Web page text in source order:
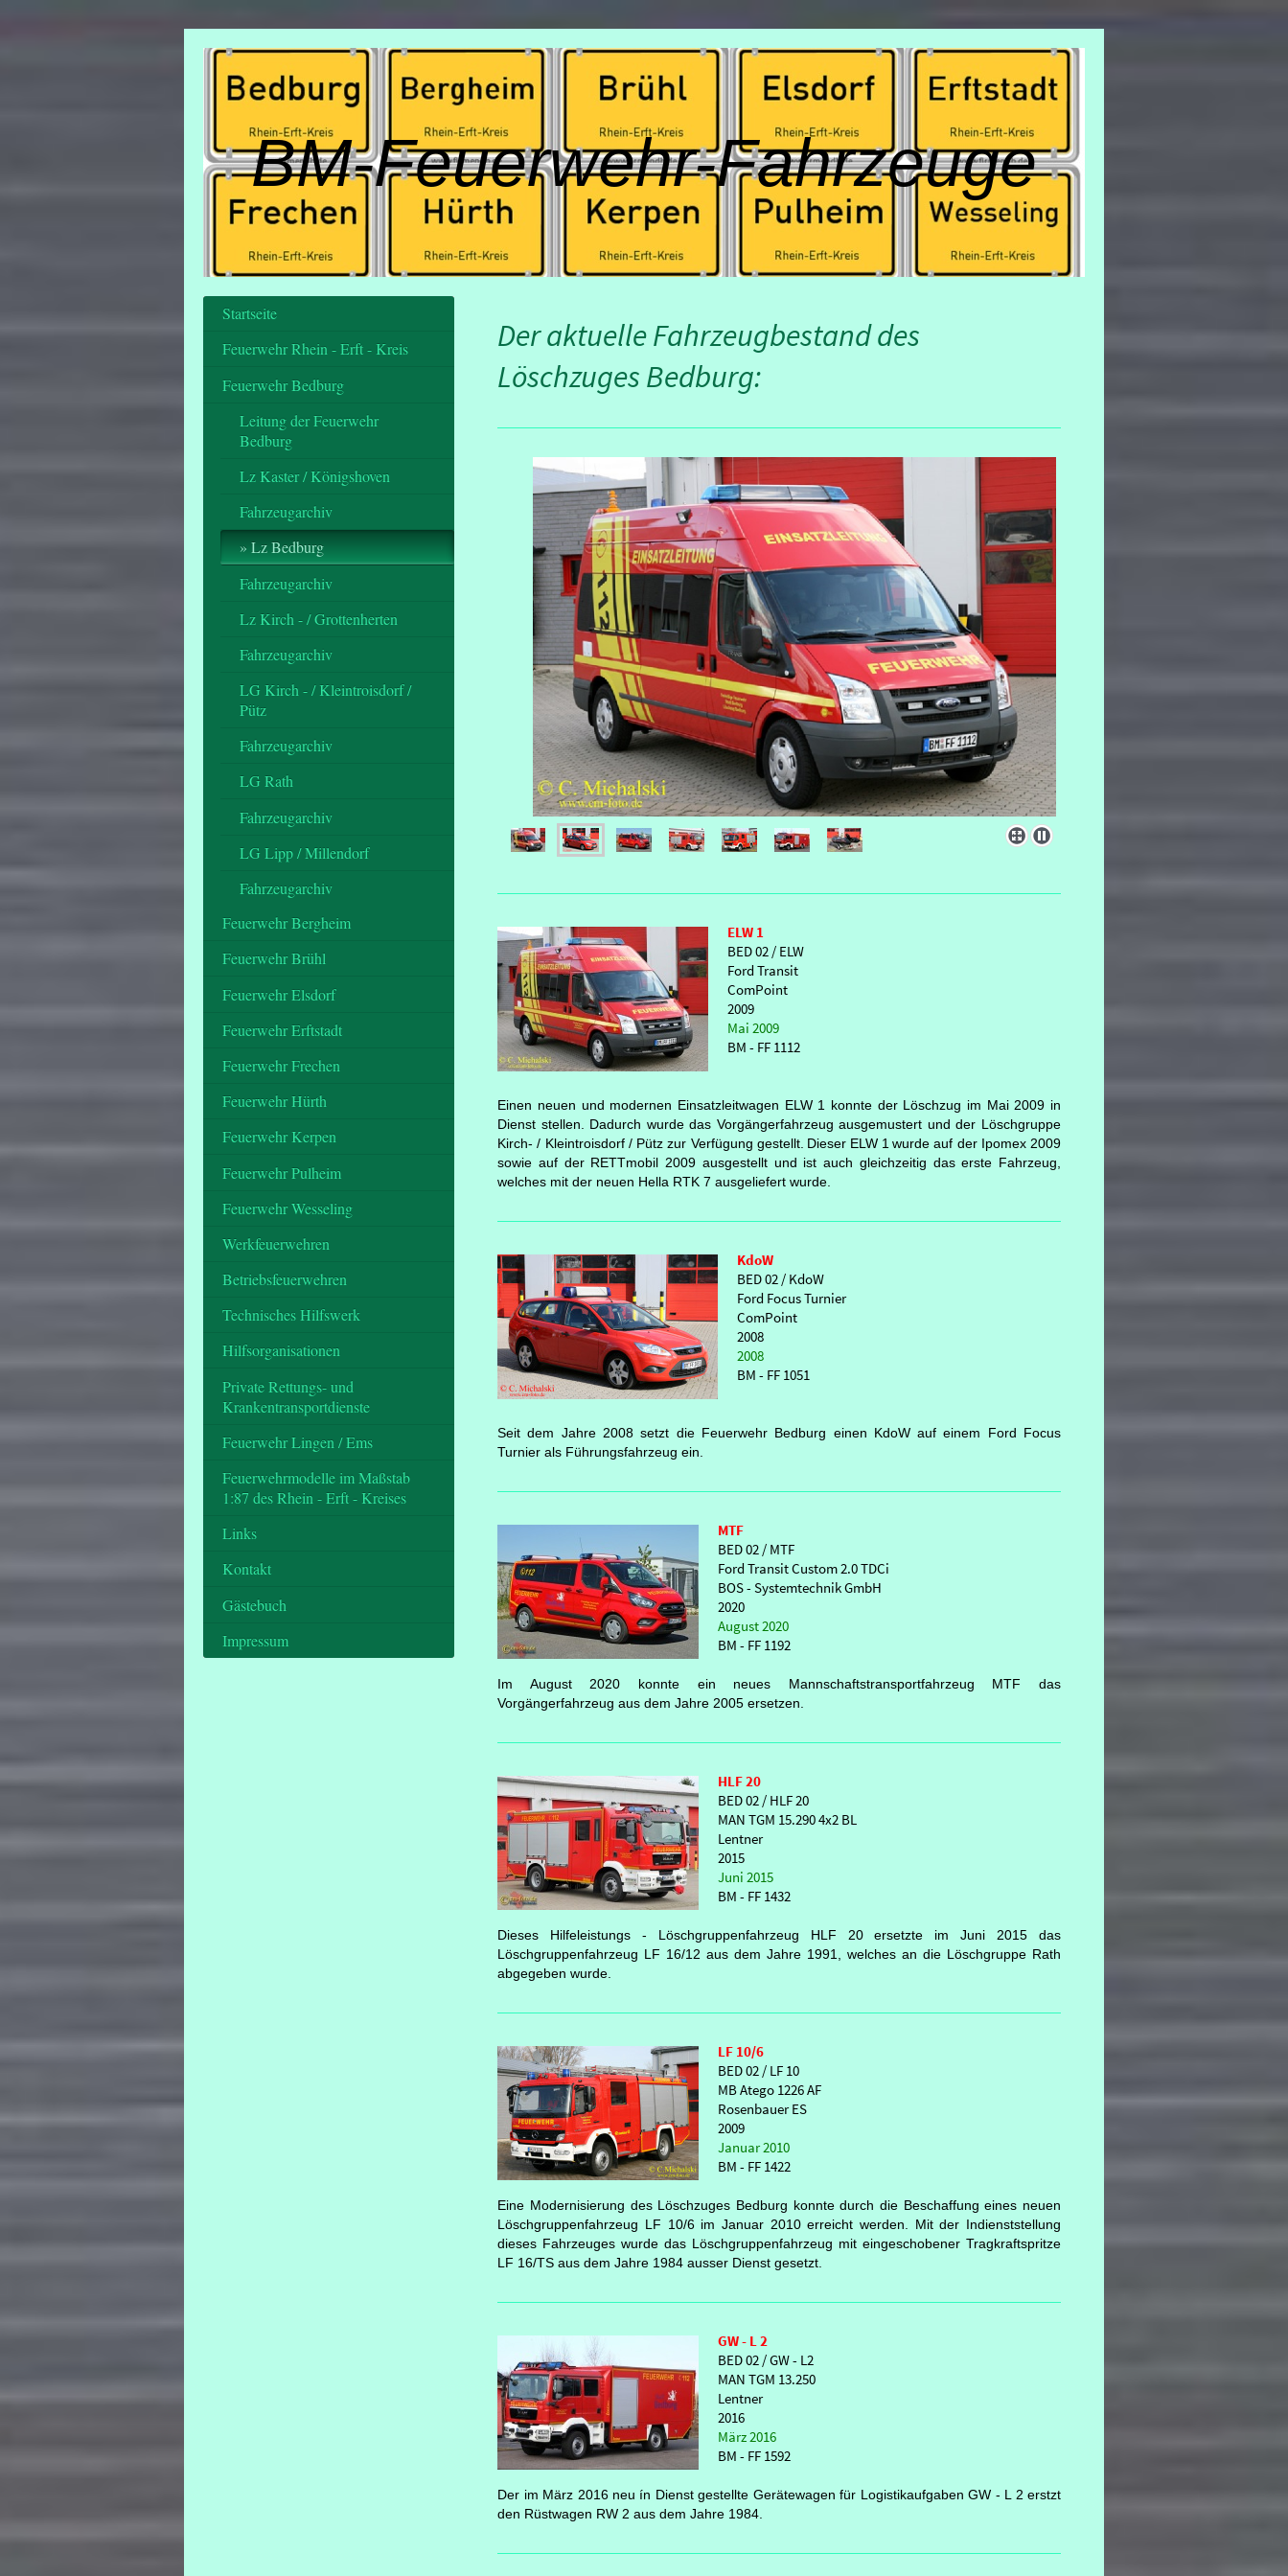
BM-Feuerwehr-Fahrzeuge
Der aktuelle Fahrzeugbestand des
Löschzuges Bedburg:
ELW 1
BED 02 / ELW
Ford Transit
ComPoint
2009
Mai 2009
BM - FF 1112
Einen neuen und modernen Einsatzleitwagen ELW 1 konnte der Löschzug im Mai 2009 in
Dienst stellen. Dadurch wurde das Vorgängerfahrzeug ausgemustert und der Löschgruppe
Kirch- / Kleintroisdorf / Pütz zur Verfügung gestellt. Dieser ELW 1 wurde auf der Ipomex 2009
sowie auf der RETTmobil 2009 ausgestellt und ist auch gleichzeitig das erste Fahrzeug,
welches mit der neuen Hella RTK 7 ausgeliefert wurde.
KdoW
BED 02 / KdoW
Ford Focus Turnier
ComPoint
2008
2008
BM - FF 1051
Seit dem Jahre 2008 setzt die Feuerwehr Bedburg einen KdoW auf einem Ford Focus
Turnier als Führungsfahrzeug ein.
MTF
BED 02 / MTF
Ford Transit Custom 2.0 TDCi
BOS - Systemtechnik GmbH
2020
August 2020
BM - FF 1192
Im August 2020 konnte ein neues Mannschaftstransportfahrzeug MTF das
Vorgängerfahrzeug aus dem Jahre 2005 ersetzen.
HLF 20
BED 02 / HLF 20
MAN TGM 15.290 4x2 BL
Lentner
2015
Juni 2015
BM - FF 1432
Dieses Hilfeleistungs - Löschgruppenfahrzeug HLF 20 ersetzte im Juni 2015 das
Löschgruppenfahrzeug LF 16/12 aus dem Jahre 1991, welches an die Löschgruppe Rath
abgegeben wurde.
LF 10/6
BED 02 / LF 10
MB Atego 1226 AF
Rosenbauer ES
2009
Januar 2010
BM - FF 1422
Eine Modernisierung des Löschzuges Bedburg konnte durch die Beschaffung eines neuen
Löschgruppenfahrzeug LF 10/6 im Januar 2010 erreicht werden. Mit der Indienststellung
dieses Fahrzeuges wurde das Löschgruppenfahrzeug mit eingeschobener Tragkraftspritze
LF 16/TS aus dem Jahre 1984 ausser Dienst gesetzt.
GW - L 2
BED 02 / GW - L2
MAN TGM 13.250
Lentner
2016
März 2016
BM - FF 1592
Der im März 2016 neu ín Dienst gestellte Gerätewagen für Logistikaufgaben GW - L 2 erstzt
den Rüstwagen RW 2 aus dem Jahre 1984.
Startseite
Feuerwehr Rhein - Erft - Kreis
Feuerwehr Bedburg
Leitung der Feuerwehr
Bedburg
Lz Kaster / Königshoven
Fahrzeugarchiv
Lz Bedburg
Fahrzeugarchiv
Lz Kirch - / Grottenherten
Fahrzeugarchiv
LG Kirch - / Kleintroisdorf /
Pütz
Fahrzeugarchiv
LG Rath
Fahrzeugarchiv
LG Lipp / Millendorf
Fahrzeugarchiv
Feuerwehr Bergheim
Feuerwehr Brühl
Feuerwehr Elsdorf
Feuerwehr Erftstadt
Feuerwehr Frechen
Feuerwehr Hürth
Feuerwehr Kerpen
Feuerwehr Pulheim
Feuerwehr Wesseling
Werkfeuerwehren
Betriebsfeuerwehren
Technisches Hilfswerk
Hilfsorganisationen
Private Rettungs- und
Krankentransportdienste
Feuerwehr Lingen / Ems
Feuerwehrmodelle im Maßstab
1:87 des Rhein - Erft - Kreises
Links
Kontakt
Gästebuch
Impressum